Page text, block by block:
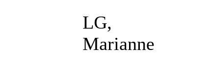
LG,
Marianne